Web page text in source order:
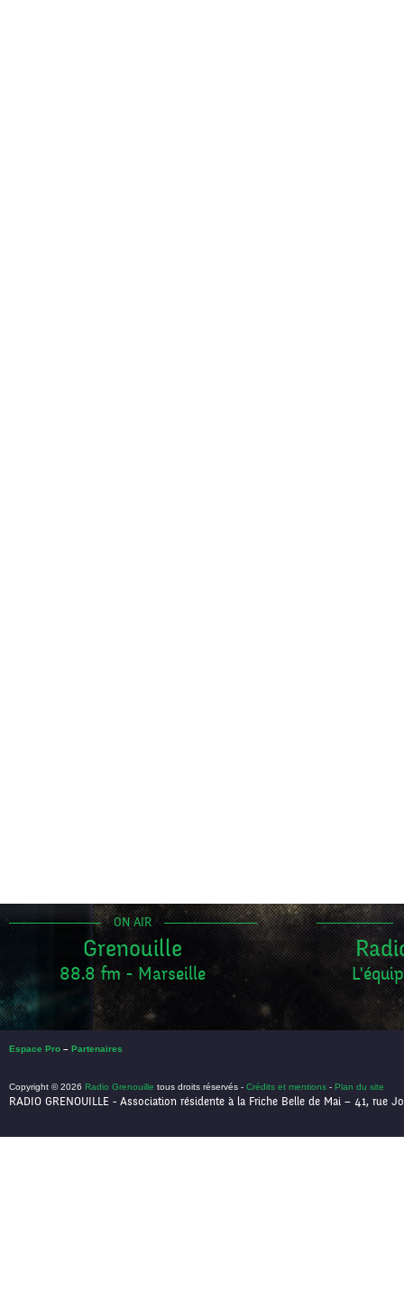
ON AIR
Grenouille
88.8 fm - Marseille
Espace Pro – Partenaires
Copyright © 2026 Radio Grenouille tous droits réservés - Crédits et mentions - Plan du site
RADIO GRENOUILLE - Association résidente à la Friche Belle de Mai – 41, rue